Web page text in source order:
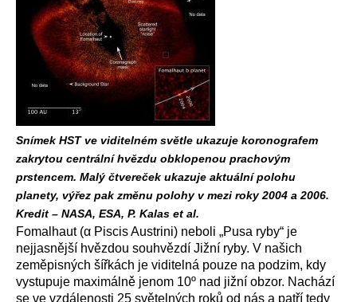
Snímek HST ve viditelném světle ukazuje koronografem
zakrytou centrální hvězdu obklopenou prachovým
prstencem. Malý čtvereček ukazuje aktuální polohu
planety, výřez pak změnu polohy v mezi roky 2004 a 2006.
Kredit – NASA, ESA, P. Kalas et al.
Fomalhaut (α Piscis Austrini) neboli „Pusa ryby“ je
nejjasnější hvězdou souhvězdí Jižní ryby. V našich
zeměpisných šířkách je viditelná pouze na podzim, kdy
vystupuje maximálně jenom 10º nad jižní obzor. Nachází
se ve vzdálenosti 25 světelných roků od nás a patří tedy